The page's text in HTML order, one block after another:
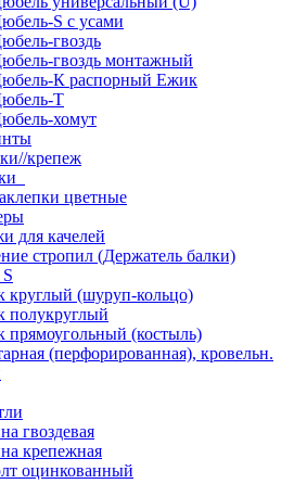
S с усами
гвоздь
гвоздь монтажный
К распорный Ежик
Т
хомут
крепеж
цветные
для качелей
стропил (Держатель балки)
круглый (шуруп-кольцо)
полукруглый
прямоугольный (костыль)
(перфорированная), кровельн.
гвоздевая
крепежная
оцинкованный